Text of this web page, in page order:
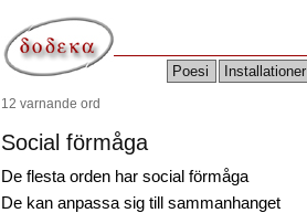
Poesi Installationer
12 varnande ord
Social förmåga
De flesta orden har social förmåga
De kan anpassa sig till sammanhanget